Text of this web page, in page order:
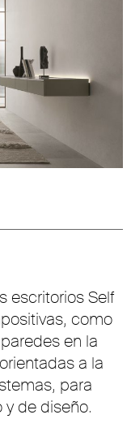
escritorios Self
como
en la
a la
para
de diseño.